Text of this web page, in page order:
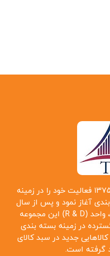
این مجموعه تولیدی از سال ۱۳۷۵ فعالیت خود را در زمینه
آغاز نمود و پس از سال
‌ها همکاری با صنایع مختلف، واحد (R & D) این مجموعه
در زمینه بسته بندی
جدید در سبد کالای
گرفته است.